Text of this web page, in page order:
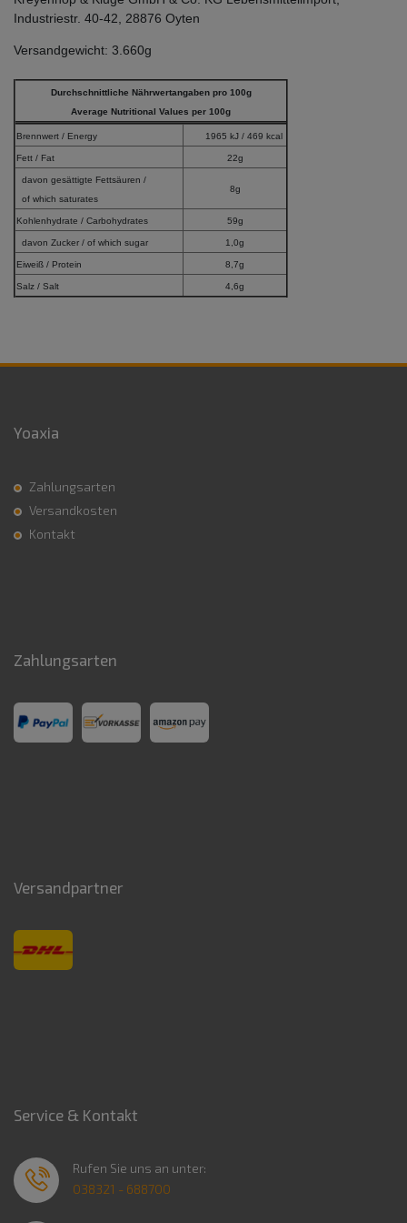
Industriestr. 40-42, 28876 Oyten
Versandgewicht: 3.660g
Durchschnittliche Nährwertangaben pro 100g
Average Nutritional Values per 100g
Brennwert / Energy 1965 kJ / 469 kcal
Fett / Fat 22g
davon gesättigte Fettsäuren /
of which saturates
8g
Kohlenhydrate / Carbohydrates 59g
davon Zucker / of which sugar 1,0g
Eiweiß / Protein 8,7g
Salz / Salt 4,6g
Yoaxia
Zahlungsarten
Versandkosten
Kontakt
Zahlungsarten
Versandpartner
Service & Kontakt
Rufen Sie uns an unter:
038321 - 688700